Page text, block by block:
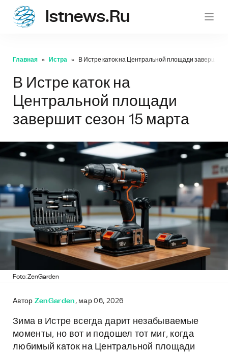
Istnews.ru
Главная Истра В Истре каток на Центральной площади завершит
В Истре каток на
Центральной площади
завершит сезон 15 марта
Foto: ZenGarden
Автор ZenGarden , мар 06, 2026
Зима в Истре всегда дарит незабываемые
моменты, но вот и подошел тот миг, когда
любимый каток на Центральной площади